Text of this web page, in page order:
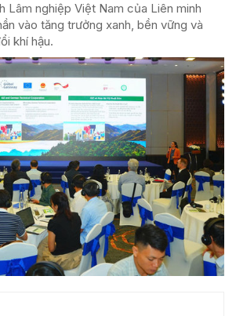
Lâm nghiệp Việt Nam của Liên minh
vào tăng trưởng xanh, bền vững và
khí hậu.